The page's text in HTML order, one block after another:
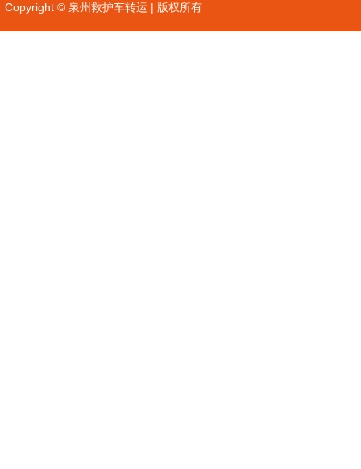
Copyright © 泉州救护车转运 | 版权所有